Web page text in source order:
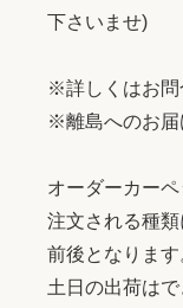
下さいませ)
※詳しくはお問
※離島へのお届
オーダーカー
注文される種
前後となります
土日の出荷は